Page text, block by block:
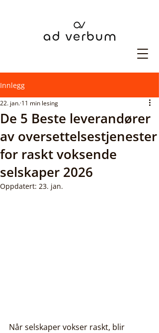
Innlegg
De 5 Beste leverandører
av oversettelsestjenester
for raskt voksende
selskaper 2026
22. jan. 11 min lesing
Oppdatert: 23. jan.
Når selskaper vokser raskt, blir